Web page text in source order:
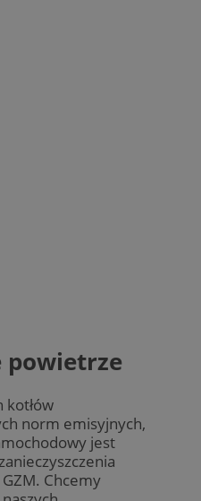
powietrze
kotłów
norm emisyjnych,
jest
Chcemy